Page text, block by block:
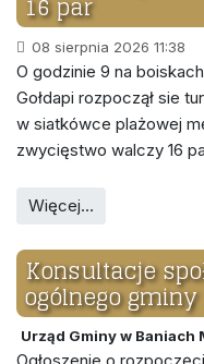
08 sierpnia 2026 11:38
O godzinie 9 na
Gołdapi rozpoczął sie
w siatkówce plażowej
zwycięstwo walczy 16
Więcej…
Konsultacje
ogólnego
Urząd Gminy w Baniach